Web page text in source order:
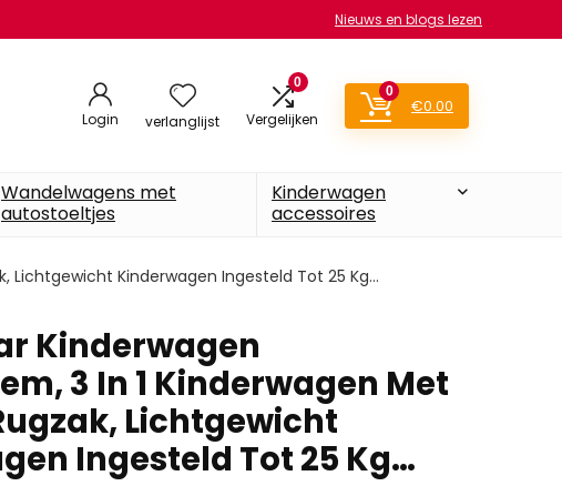
Nieuws en blogs lezen
Login verlanglijst
0
Vergelijken
0
€0.00
Wandelwagens met
autostoeltjes
Kinderwagen
accessoires
Lichtgewicht Kinderwagen Ingesteld Tot 25 Kg…
Kinderwagen
3 In 1 Kinderwagen Met
Lichtgewicht
Ingesteld Tot 25 Kg…